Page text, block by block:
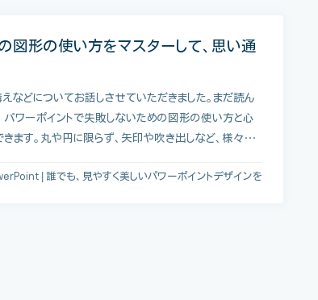
図形の使い方をマスターして、思い通
などについてお話しさせていただきました。まだ読ん
パワーポイントで失敗しないための図形の使い方と心
ます。丸や円に限らず、矢印や吹き出しなど、様々…
| 誰でも、見やすく美しいパワーポイントデザインを